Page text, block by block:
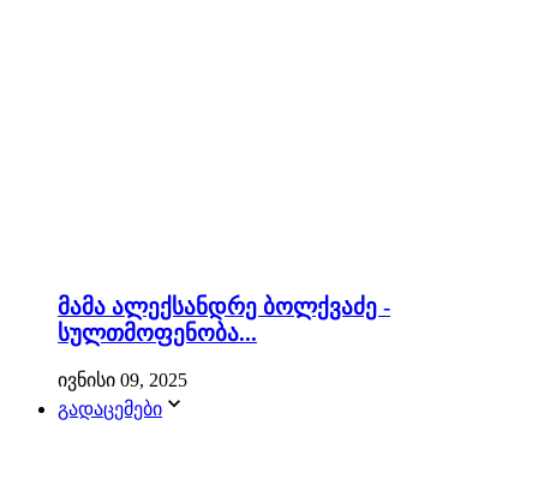
მამა ალექსანდრე ბოლქვაძე -
სულთმოფენობა...
ივნისი 09, 2025
გადაცემები